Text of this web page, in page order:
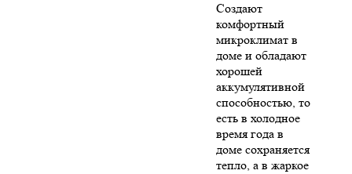
Создают
комфортный
микроклимат в
доме и обладают
хорошей
аккумулятивной
способностью, то
есть в холодное
время года в
доме сохраняется
тепло, а в жаркое